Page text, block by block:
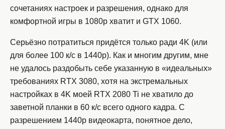
сочетаниях настроек и разрешения, однако для
комфортной игры в 1080p хватит и GTX 1060.
Серьёзно потратиться придётся только ради 4K (или
для более 100 к/с в 1440p). Как и многим другим, мне
не удалось раздобыть себе указанную в «идеальных»
требованиях RTX 3080, хотя на экстремальных
настройках в 4K моей RTX 2080 Ti не хватило до
заветной планки в 60 к/с всего одного кадра. С
разрешением 1440p видеокарта, понятное дело,